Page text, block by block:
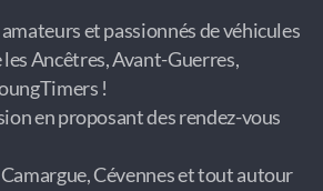
et passionnés de véhicules
les Ancêtres, Avant-Guerres,
!
en proposant des rendez-vous
Cévennes et tout autour